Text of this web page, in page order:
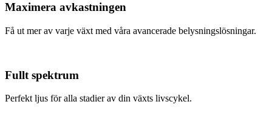
Maximera avkastningen
Få ut mer av varje växt med våra avancerade belysningslösningar.
Fullt spektrum
Perfekt ljus för alla stadier av din växts livscykel.